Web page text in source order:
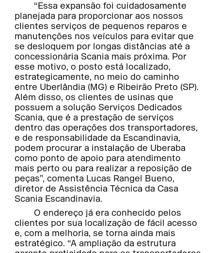
“Essa expansão foi cuidadosamente
planejada para proporcionar aos nossos
clientes serviços de pequenos reparos e
manutenções nos veículos para evitar que
se desloquem por longas distâncias até a
concessionária Scania mais próxima. Por
esse motivo, o posto está localizado,
estrategicamente, no meio do caminho
entre Uberlândia (MG) e Ribeirão Preto (SP).
Além disso, os clientes de usinas que
possuem a solução Serviços Dedicados
Scania, que é a prestação de serviços
dentro das operações dos transportadores,
e de responsabilidade da Escandinavia,
podem procurar a instalação de Uberaba
como ponto de apoio para atendimento
mais perto ou para realizar a reposição de
peças”, comenta Lucas Rangel Bueno,
diretor de Assistência Técnica da Casa
Scania Escandinavia.
O endereço já era conhecido pelos
clientes por sua localização de fácil acesso
e, com a melhoria, se torna ainda mais
estratégico. “A ampliação da estrutura